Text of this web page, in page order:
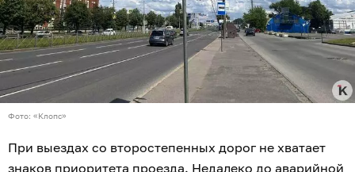
Фото: «Клопс»
При выездах со второстепенных дорог не хватает
знаков приоритета проезда. Недалеко до аварийной